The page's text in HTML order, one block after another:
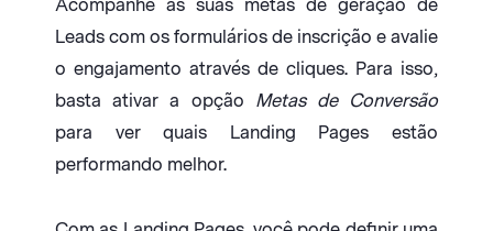
Acompanhe as suas metas de geração de
Leads com os formulários de inscrição e avalie
o engajamento através de cliques. Para isso,
basta ativar a opção Metas de Conversão
para ver quais Landing Pages estão
performando melhor.